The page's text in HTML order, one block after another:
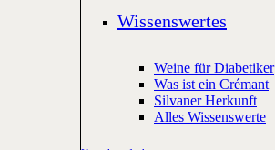
Wissenswertes
Weine für Diabetiker
Was ist ein Crémant
Silvaner Herkunft
Alles Wissenswerte